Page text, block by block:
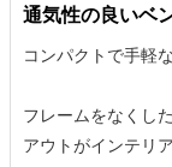
通気性の良いベ
コンパクトで手軽
フレームをなくし
アウトがインテリ